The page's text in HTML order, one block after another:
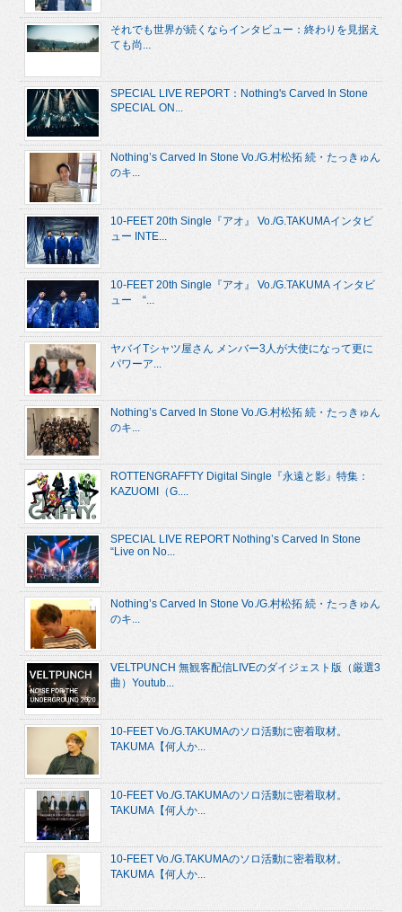
それでも世界が続くならインタビュー：終わりを見据え
ても尚...
SPECIAL LIVE REPORT：Nothing's Carved In Stone
SPECIAL ON...
Nothing’s Carved In Stone Vo./G.村松拓 続・たっきゅん
のキ...
10-FEET 20th Single『アオ』 Vo./G.TAKUMAインタビ
ュー INTE...
10-FEET 20th Single『アオ』 Vo./G.TAKUMA インタビ
ュー “...
ヤバイTシャツ屋さん メンバー3人が大使になって更に
パワーア...
Nothing’s Carved In Stone Vo./G.村松拓 続・たっきゅん
のキ...
ROTTENGRAFFTY Digital Single『永遠と影』特集：
KAZUOMI（G....
SPECIAL LIVE REPORT Nothing’s Carved In Stone
“Live on No...
Nothing’s Carved In Stone Vo./G.村松拓 続・たっきゅん
のキ...
VELTPUNCH 無観客配信LIVEのダイジェスト版（厳選3
曲）Youtub...
10-FEET Vo./G.TAKUMAのソロ活動に密着取材。
TAKUMA【何人か...
10-FEET Vo./G.TAKUMAのソロ活動に密着取材。
TAKUMA【何人か...
10-FEET Vo./G.TAKUMAのソロ活動に密着取材。
TAKUMA【何人か...